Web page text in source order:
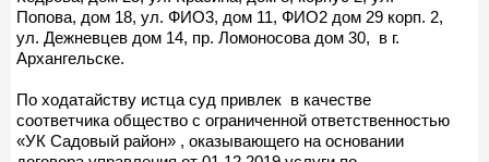
Попова, дом 18, ул. ФИО3, дом 11, ФИО2 дом 29 корп. 2,
ул. Дежневцев дом 14, пр. Ломоносова дом 30, в г.
Архангельске.
По ходатайству истца суд привлек в качестве
соответчика общество с ограниченной ответственностью
«УК Садовый район» , оказывающего на основании